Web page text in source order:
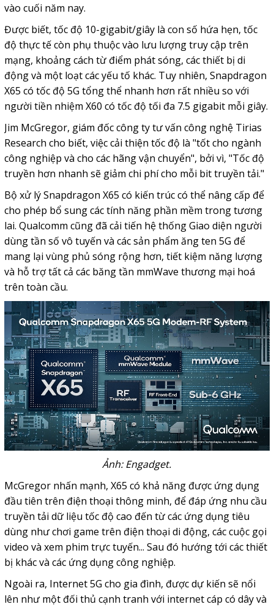
vào cuối năm nay.
Được biết, tốc độ 10-gigabit/giây là con số hứa hẹn, tốc
độ thực tế còn phụ thuộc vào lưu lượng truy cập trên
mạng, khoảng cách từ điểm phát sóng, các thiết bị di
động và một loạt các yếu tố khác. Tuy nhiên, Snapdragon
X65 có tốc độ 5G tổng thể nhanh hơn rất nhiều so với
người tiền nhiệm X60 có tốc độ tối đa 7.5 gigabit mỗi giây.
Jim McGregor, giám đốc công ty tư vấn công nghệ Tirias
Research cho biết, việc cải thiện tốc độ là "tốt cho ngành
công nghiệp và cho các hãng vận chuyển", bởi vì, "Tốc độ
truyền hơn nhanh sẽ giảm chi phí cho mỗi bit truyền tải."
Bộ xử lý Snapdragon X65 có kiến ​​trúc có thể nâng cấp để
cho phép bổ sung các tính năng phần mềm trong tương
lai. Qualcomm cũng đã cải tiến hệ thống Giao diện người
dùng tần số vô tuyến và các sản phẩm ăng ten 5G để
mang lại vùng phủ sóng rộng hơn, tiết kiệm năng lượng
và hỗ trợ tất cả các băng tần mmWave thương mại hoá
trên toàn cầu.
Ảnh: Engadget.
McGregor nhấn mạnh, X65 có khả năng được ứng dụng
đầu tiên trên điện thoại thông minh, để đáp ứng nhu cầu
truyền tải dữ liệu tốc độ cao đến từ các ứng dụng tiêu
dùng như chơi game trên điện thoại di động, các cuộc gọi
video và xem phim trực tuyến... Sau đó hướng tới các thiết
bị khác và các ứng dụng công nghiệp.
Ngoài ra, Internet 5G cho gia đình, được dự kiến ​​sẽ nổi
lên như một đối thủ cạnh tranh với internet cáp có dây và